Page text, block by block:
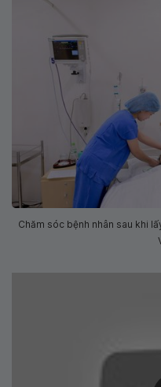
Chăm sóc bệnh nhân sau khi